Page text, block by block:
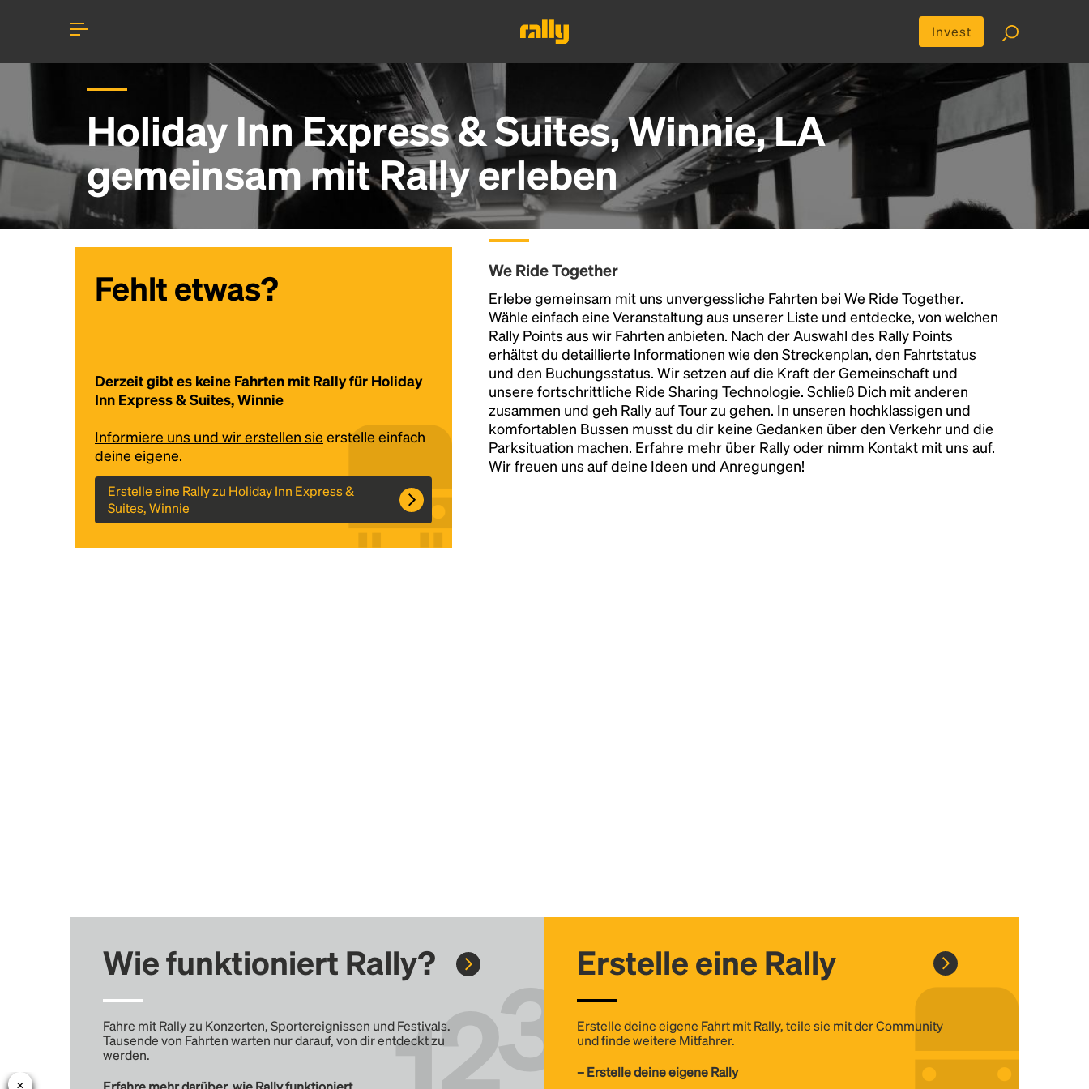
Invest
Holiday Inn Express & Suites, Winnie, LA
gemeinsam mit Rally erleben
Fehlt etwas?
Derzeit gibt es keine Fahrten mit Rally für Holiday
Inn Express & Suites, Winnie
Informiere uns und wir erstellen sie erstelle einfach
deine eigene.
Erstelle eine Rally zu Holiday Inn Express &
Suites, Winnie
We Ride Together
Erlebe gemeinsam mit uns unvergessliche Fahrten bei We Ride Together.
Wähle einfach eine Veranstaltung aus unserer Liste und entdecke, von welchen
Rally Points aus wir Fahrten anbieten. Nach der Auswahl des Rally Points
erhältst du detaillierte Informationen wie den Streckenplan, den Fahrtstatus
und den Buchungsstatus. Wir setzen auf die Kraft der Gemeinschaft und
unsere fortschrittliche Ride Sharing Technologie. Schließ Dich mit anderen
zusammen und geh Rally auf Tour zu gehen. In unseren hochklassigen und
komfortablen Bussen musst du dir keine Gedanken über den Verkehr und die
Parksituation machen. Erfahre mehr über Rally oder nimm Kontakt mit uns auf.
Wir freuen uns auf deine Ideen und Anregungen!
Wie funktioniert Rally?
Fahre mit Rally zu Konzerten, Sportereignissen und Festivals.
Tausende von Fahrten warten nur darauf, von dir entdeckt zu
werden.
Erstelle eine Rally
Erstelle deine eigene Fahrt mit Rally, teile sie mit der Community
und finde weitere Mitfahrer.
– Erstelle deine eigene Rally
Headline
Lorem Ipsum is simply dummy text of the
printing and typesetting industry.
Ipsum has been the industry's standard
dummy text ever since the 1500s, when an